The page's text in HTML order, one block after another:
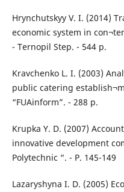
Hrynchutskyy V. I. (2014)
economic system in
- Ternopil Step. - 544 p.
Kravchenko L. I. (2003)
public catering
“FUAinform”. - 288 p.
Krupka Y. D. (2007)
innovative development
Polytechnic “. - P. 145-149
Lazaryshyna I. D. (2005)